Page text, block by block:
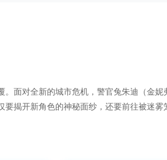
面对全新的城市危机，警官兔朱迪（金
揭开新角色的神秘面纱，还要前往被迷